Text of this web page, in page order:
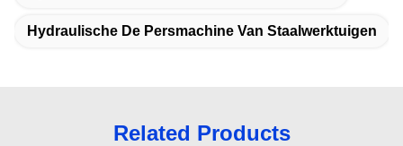
Hydraulische De Persmachine Van Staalwerktuigen
Related Products